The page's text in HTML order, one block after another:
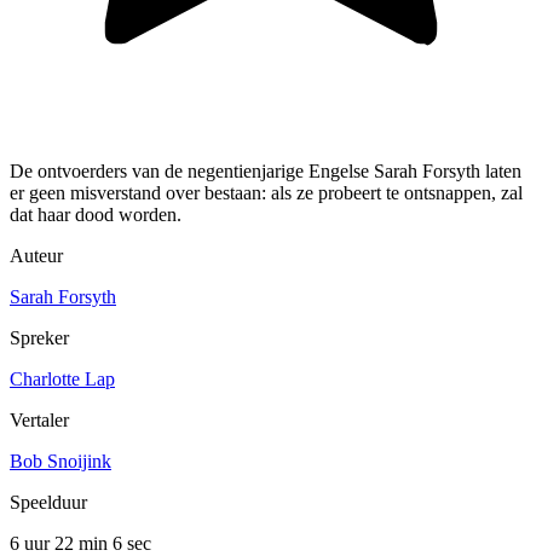
De ontvoerders van de negentienjarige Engelse Sarah Forsyth laten
er geen misverstand over bestaan: als ze probeert te ontsnappen, zal
dat haar dood worden.
Auteur
Sarah Forsyth
Spreker
Charlotte Lap
Vertaler
Bob Snoijink
Speelduur
6 uur 22 min 6 sec